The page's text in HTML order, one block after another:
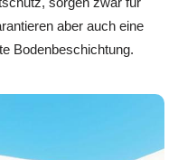
aber auch eine
Bodenbeschichtung.